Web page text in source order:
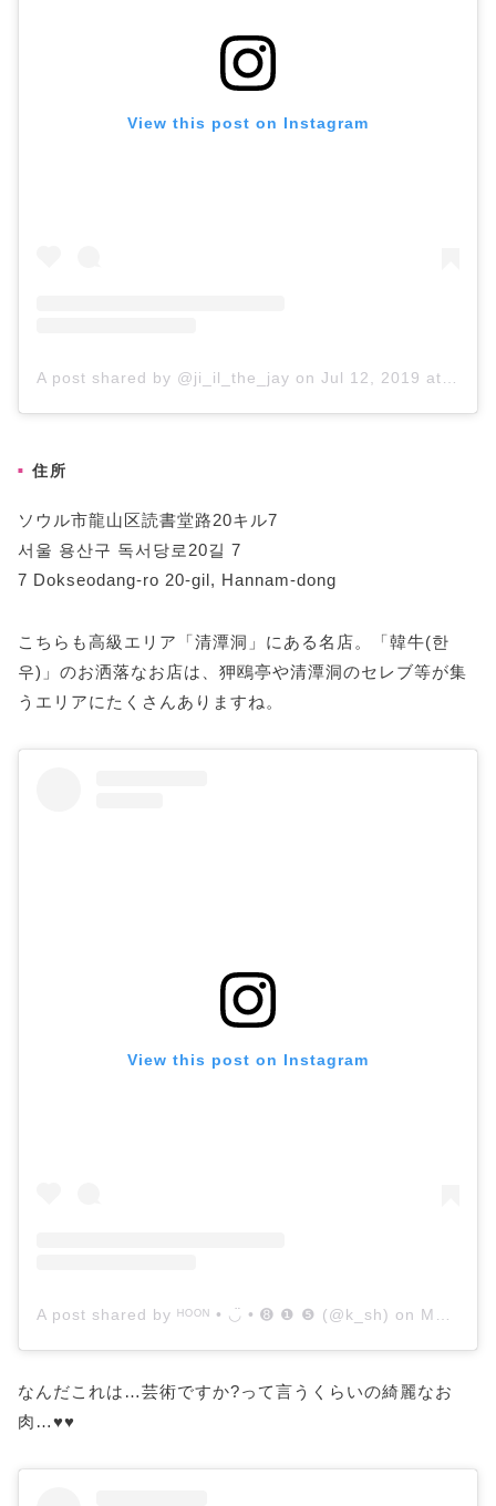
View this post on Instagram
A post shared by @ji_il_the_jay on Jul 12, 2019 at 9:04pm PDT
住所
ソウル市龍山区読書堂路20キル7
서울 용산구 독서당로20길 7
7 Dokseodang-ro 20-gil, Hannam-dong
こちらも高級エリア「清潭洞」にある名店。「韓牛(한
우)」のお洒落なお店は、狎鴎亭や清潭洞のセレブ等が集
うエリアにたくさんありますね。
View this post on Instagram
A post shared by ᴴᴼᴼᴺ • ◡̈ • ➑ ❶ ❺ (@k_sh) on Mar 9, 2018 at 2:16am PST
なんだこれは…芸術ですか?って言うくらいの綺麗なお
肉…♥︎♥︎